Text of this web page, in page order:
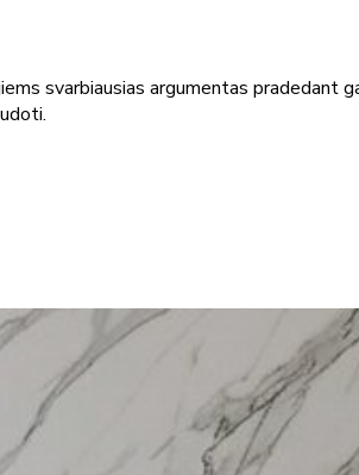
svarbiausias argumentas pradedant